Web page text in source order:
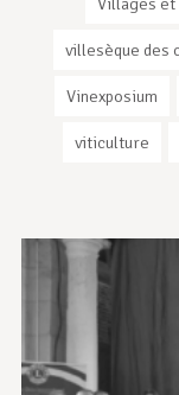
villesèque des
Vinexposium
viticulture